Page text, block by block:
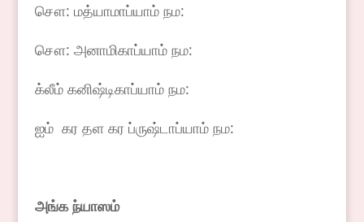
சௌ: மத்யாமாப்யாம் நம:
சௌ: அனாமிகாப்யாம் நம:
க்லீம் கனிஷ்டிகாப்யாம் நம:
ஐம் கர தள கர ப்ருஷ்டாப்யாம் நம:
அங்க ந்யாஸம்